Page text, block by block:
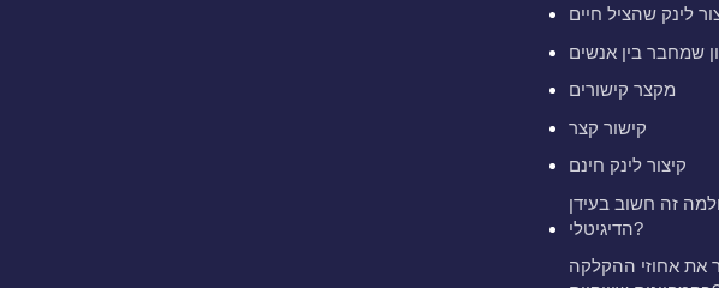
לינק שהציל חיים
שמחבר בין אנשים
מקצר קישורים
קישור קצר
קיצור לינק חינם
זה חשוב בעידן
הדיגיטלי?
את אחוזי ההקלקה